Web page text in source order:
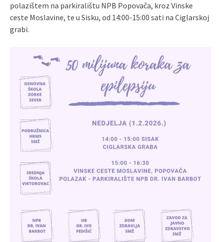
polazištem na parkiralištu NPB Popovača, kroz Vinske
ceste Moslavine, te u Sisku, od 14:00-15:00 sati na Ciglarskoj
grabi.